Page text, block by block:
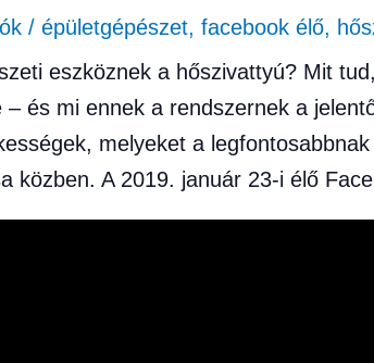
/ épületgépészet, facebook élő,
eszköznek a hőszivattyú? Mit
és mi ennek a rendszernek a
melyeket a
közben. A 2019. január 23-i élő